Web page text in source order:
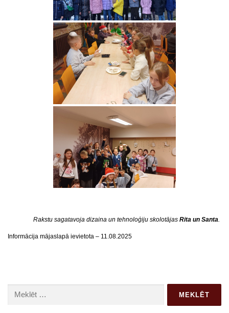
Rakstu sagatavoja dizaina un tehnoloģiju skolotājas Rita un Santa.
Informācija mājaslapā ievietota – 11.08.2025